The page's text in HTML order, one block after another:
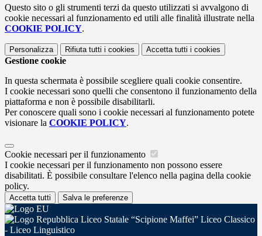
Questo sito o gli strumenti terzi da questo utilizzati si avvalgono di
cookie necessari al funzionamento ed utili alle finalità illustrate nella
COOKIE POLICY.
Personalizza Rifiuta tutti i cookies Accetta tutti i cookies
Gestione cookie
In questa schermata è possibile scegliere quali cookie consentire.
I cookie necessari sono quelli che consentono il funzionamento della
piattaforma e non è possibile disabilitarli.
Per conoscere quali sono i cookie necessari al funzionamento potete
visionare la COOKIE POLICY.
Cookie necessari per il funzionamento
I cookie necessari per il funzionamento non possono essere
disabilitati. È possibile consultare l'elenco nella pagina della cookie
policy.
Accetta tutti Salva le preferenze
Liceo Statale “Scipione Maffei” Liceo Classico
- Liceo Linguistico